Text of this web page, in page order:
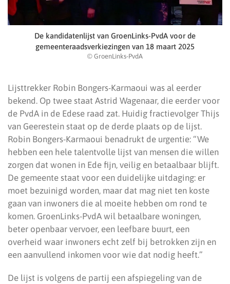
De kandidatenlijst van GroenLinks-PvdA voor de
gemeenteraadsverkiezingen van 18 maart 2025
© GroenLinks-PvdA
Lijsttrekker Robin Bongers-Karmaoui was al eerder
bekend. Op twee staat Astrid Wagenaar, die eerder voor
de PvdA in de Edese raad zat. Huidig fractievolger Thijs
van Geerestein staat op de derde plaats op de lijst.
Robin Bongers-Karmaoui benadrukt de urgentie: “We
hebben een hele talentvolle lijst van mensen die willen
zorgen dat wonen in Ede fijn, veilig en betaalbaar blijft.
De gemeente staat voor een duidelijke uitdaging: er
moet bezuinigd worden, maar dat mag niet ten koste
gaan van inwoners die al moeite hebben om rond te
komen. GroenLinks-PvdA wil betaalbare woningen,
beter openbaar vervoer, een leefbare buurt, een
overheid waar inwoners echt zelf bij betrokken zijn en
een aanvullend inkomen voor wie dat nodig heeft.”
De lijst is volgens de partij een afspiegeling van de